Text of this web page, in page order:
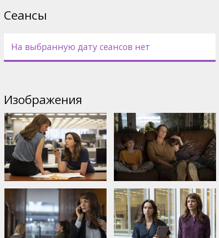
Сеансы
На выбранную дату сеансов нет
Изображения